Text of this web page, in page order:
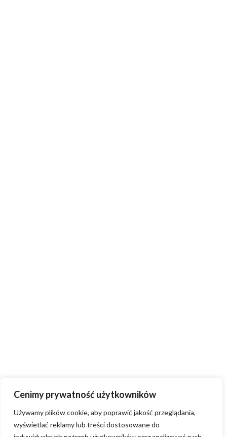
Cenimy prywatność użytkowników
Używamy plików cookie, aby poprawić jakość przeglądania,
wyświetlać reklamy lub treści dostosowane do